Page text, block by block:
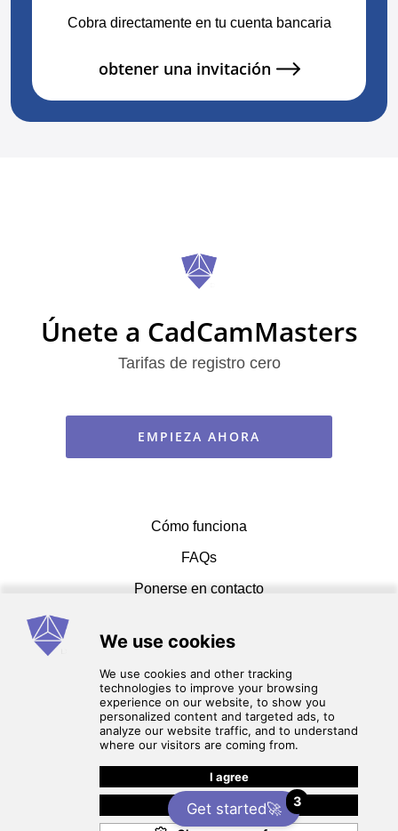
Cobra directamente en tu cuenta bancaria
obtener una invitación
Únete a CadCamMasters
Tarifas de registro cero
EMPIEZA AHORA
Cómo funciona
FAQs
Ponerse en contacto
© 2026 cadcammasters. Reservados todos los
Términos de servicio
política de privacidad
Get started🚀 3